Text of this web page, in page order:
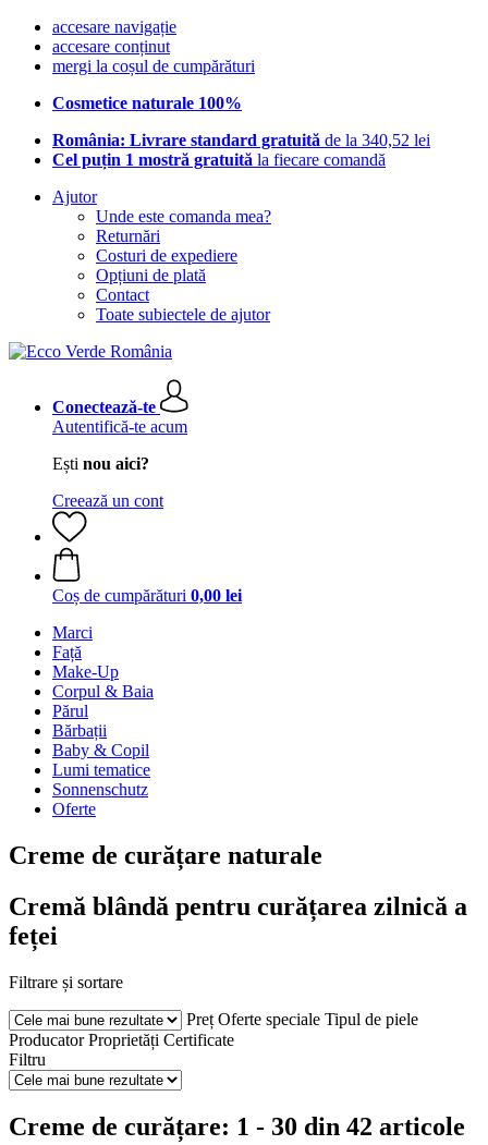
accesare navigație
accesare conținut
mergi la coșul de cumpărături
Cosmetice naturale 100%
România: Livrare standard gratuită de la 340,52 lei
Cel puțin 1 mostră gratuită la fiecare comandă
Ajutor
Unde este comanda mea?
Returnări
Costuri de expediere
Opțiuni de plată
Contact
Toate subiectele de ajutor
Conectează-te
Autentifică-te acum
Ești nou aici?
Creează un cont
Coș de cumpărături 0,00 lei
Marci
Față
Make-Up
Corpul & Baia
Părul
Bărbații
Baby & Copil
Lumi tematice
Sonnenschutz
Oferte
Creme de curățare naturale
Cremă blândă pentru curățarea zilnică a
feței
Filtrare și sortare
Preț Oferte speciale Tipul de piele
Producator Proprietăți Certificate
Filtru
Creme de curățare: 1 - 30 din 42 articole